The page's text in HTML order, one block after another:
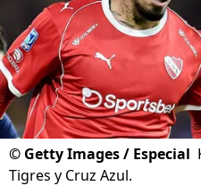
© Getty Images / Especial
Tigres y Cruz Azul.